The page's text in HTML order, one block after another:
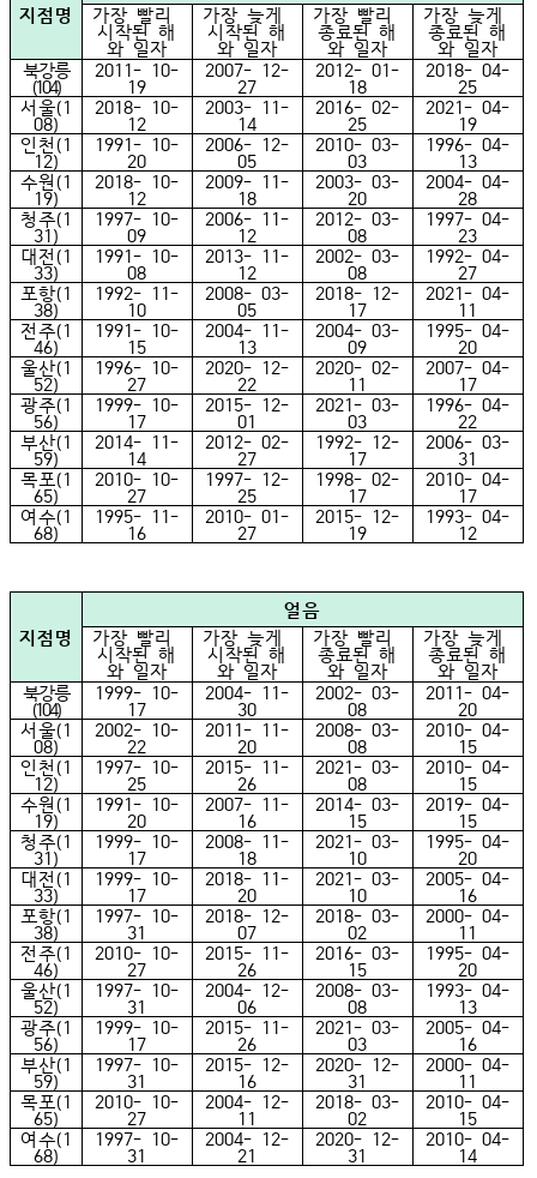
지점명
가장 빨리
시작된 해
와 일자
가장 늦게
시작된 해
와 일자
가장 빨리
종료된 해
와 일자
가장 늦게
종료된 해
와 일자
북강릉
(104)
2011- 10-
19
2007- 12-
27
2012- 01-
18
2018- 04-
25
서울(1
08)
2018- 10-
12
2003- 11-
14
2016- 02-
25
2021- 04-
19
인천(1
12)
1991- 10-
20
2006- 12-
05
2010- 03-
03
1996- 04-
13
수원(1
19)
2018- 10-
12
2009- 11-
18
2003- 03-
20
2004- 04-
28
청주(1
31)
1997- 10-
09
2006- 11-
12
2012- 03-
08
1997- 04-
23
대전(1
33)
1991- 10-
08
2013- 11-
12
2002- 03-
08
1992- 04-
27
포항(1
38)
1992- 11-
10
2008- 03-
05
2018- 12-
17
2021- 04-
11
전주(1
46)
1991- 10-
15
2004- 11-
13
2004- 03-
09
1995- 04-
20
울산(1
52)
1996- 10-
27
2020- 12-
22
2020- 02-
11
2007- 04-
17
광주(1
56)
1999- 10-
17
2015- 12-
01
2021- 03-
03
1996- 04-
22
부산(1
59)
2014- 11-
14
2012- 02-
27
1992- 12-
17
2006- 03-
31
목포(1
65)
2010- 10-
27
1997- 12-
25
1998- 02-
17
2010- 04-
17
여수(1
68)
1995- 11-
16
2010- 01-
27
2015- 12-
19
1993- 04-
12
지점명
얼음
가장 빨리
시작된 해
와 일자
가장 늦게
시작된 해
와 일자
가장 빨리
종료된 해
와 일자
가장 늦게
종료된 해
와 일자
북강릉
(104)
1999- 10-
17
2004- 11-
30
2002- 03-
08
2011- 04-
20
서울(1
08)
2002- 10-
22
2011- 11-
20
2008- 03-
08
2010- 04-
15
인천(1
12)
1997- 10-
25
2015- 11-
26
2021- 03-
08
2010- 04-
15
수원(1
19)
1991- 10-
20
2007- 11-
16
2014- 03-
15
2019- 04-
15
청주(1
31)
1999- 10-
17
2008- 11-
18
2021- 03-
10
1995- 04-
20
대전(1
33)
1999- 10-
17
2018- 11-
20
2021- 03-
10
2005- 04-
16
포항(1
38)
1997- 10-
31
2018- 12-
07
2018- 03-
02
2000- 04-
11
전주(1
46)
2010- 10-
27
2015- 11-
26
2016- 03-
15
1995- 04-
20
울산(1
52)
1997- 10-
31
2004- 12-
06
2008- 03-
08
1993- 04-
13
광주(1
56)
1999- 10-
17
2015- 11-
26
2021- 03-
03
2005- 04-
16
부산(1
59)
1997- 10-
31
2015- 12-
16
2020- 12-
31
2000- 04-
11
목포(1
65)
2010- 10-
27
2004- 12-
11
2018- 03-
02
2010- 04-
15
여수(1
68)
1997- 10-
31
2004- 12-
21
2020- 12-
31
2010- 04-
14